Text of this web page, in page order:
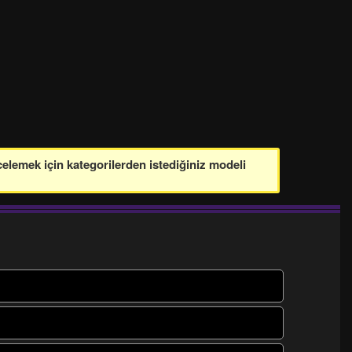
için kategorilerden istediğiniz modeli